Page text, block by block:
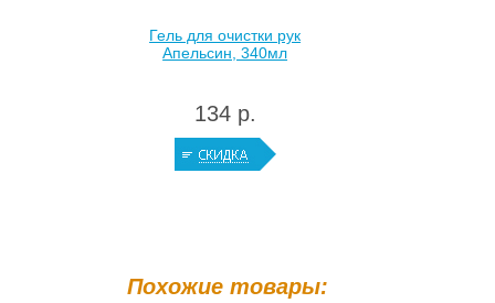
Похожие товары:
Гель для очистки рук
Апельсин, 340мл
134 р.